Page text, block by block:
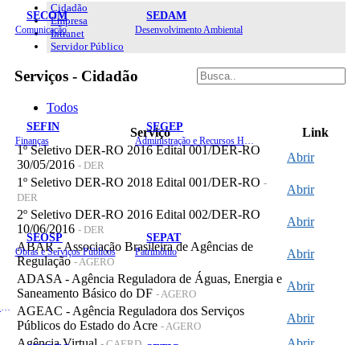
SECOM
Comunicação
SEDAM
Desenvolvimento Ambiental
SEFIN
Finanças
SEGEP
SEOSP
Obras e Serviços Públicos
SEPAT
Patrimônio
Cidadão
Empresa
Intranet
Servidor Público
Serviços - Cidadão
Todos
Serviço
Link
1º Seletivo DER-RO 2016 Edital 001/DER-RO
30/05/2016 - DER
Abrir
1º Seletivo DER-RO 2018 Edital 001/DER-RO -
DER
Abrir
2º Seletivo DER-RO 2016 Edital 002/DER-RO
10/06/2016 - DER
Abrir
ABAR - Associação Brasileira de Agências de
Regulação- AGERO
Abrir
ADASA - Agência Reguladora de Águas, Energia e
Saneamento Básico do DF - AGERO
Abrir
AGEAC - Agência Reguladora dos Serviços
Públicos do Estado do Acre - AGERO
Abrir